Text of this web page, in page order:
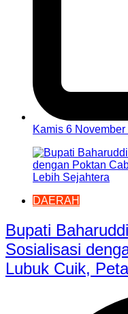
Kamis 6 November
DAERAH
Bupati
Sosialisasi
Lubuk Cuik,